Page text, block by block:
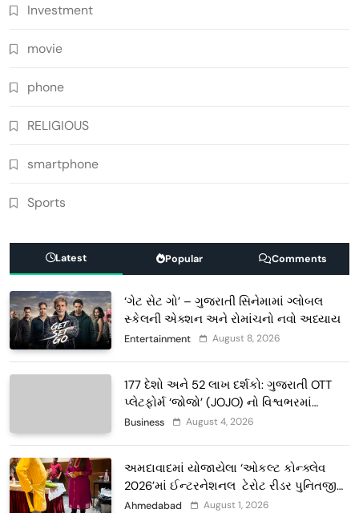
Investment
movie
phone
RELIGIOUS
smartphone
Sports
Latest Popular Comments
‘ગેટ સેટ ગો’ – ગુજરાતી સિનેમામાં ગ્લોબલ
સ્કેલની એક્શન અને રોમાંચનો નવો અધ્યાય
Entertainment August 8, 2026
177 દેશો અને 52 લાખ દર્શકો: ગુજરાતી OTT
પ્લેટફોર્મ ‘જોજો’ (JOJO) નો વિશ્વભરમાં
દબદબો
Business August 4, 2026
અમદાવાદમાં યોજાયેલા ‘ઓકલ્ટ કોન્ક્લેવ
2026’માં ઈન્ટરનેશનલ ટેરોટ રીડર પુનિતજી
લુલ્લા એ ટેરોટ કાર્ડ રીડિંગ અંગે માહિતી આપી
Ahmedabad August 1, 2026